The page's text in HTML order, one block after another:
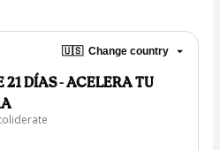
🇺🇸 Change country
21 DÍAS - ACELERA TU